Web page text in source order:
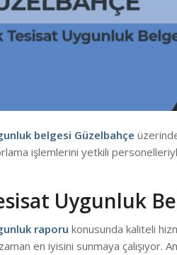
belgesi Güzelbahçe
işlemlerini yetkili
Uygunluk
raporu konusunda kaliteli
en iyisini sunmaya çalışıyor.